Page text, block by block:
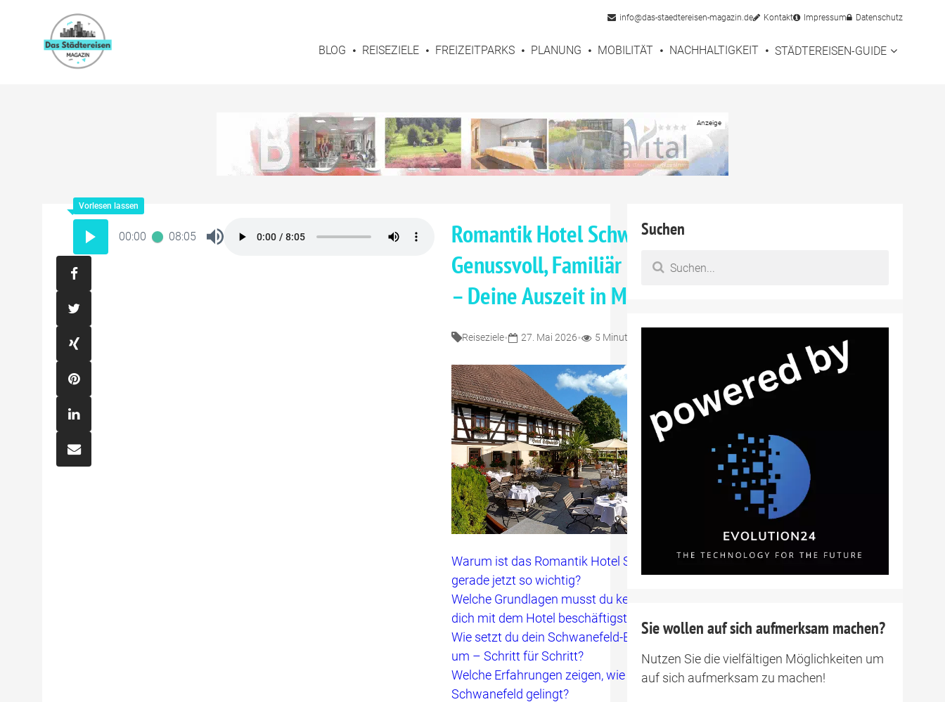
info@das-staedtereisen-magazin.de Kontakt Impressum Datenschutz
BLOG REISEZIELE FREIZEITPARKS PLANUNG MOBILITÄT NACHHALTIGKEIT STÄDTEREISEN-GUIDE
00:00 08:05
Romantik Hotel Schwanefeld:
Genussvoll, Familiär & Lebendig
– Deine Auszeit in Meerane
Reiseziele• 27. Mai 2026• 5 Minuten
Warum ist das Romantik Hotel Schwanefeld
gerade jetzt so wichtig?
Welche Grundlagen musst du kennen, bevor du
dich mit dem Hotel beschäftigst?
Wie setzt du dein Schwanefeld-Erlebnis praktisch
um – Schritt für Schritt?
Welche Erfahrungen zeigen, wie ein Aufenthalt im
Schwanefeld gelingt?
Suchen
Sie wollen auf sich aufmerksam machen?
Nutzen Sie die vielfältigen Möglichkeiten um
auf sich aufmerksam zu machen!